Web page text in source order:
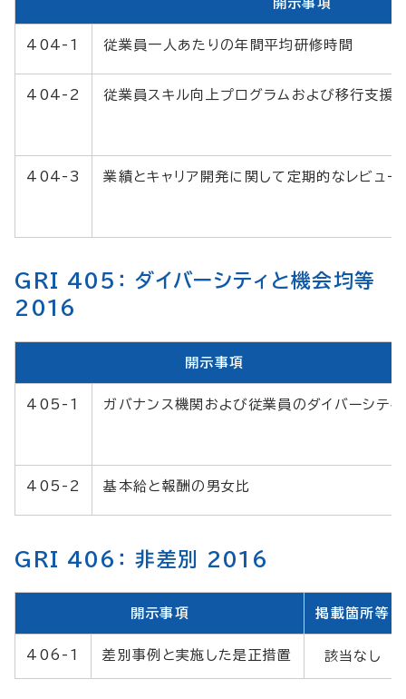
開示事項
404-1 従業員一人あたりの年間平均研修時間
404-2 従業員スキル向上プログラムおよび移行支援
404-3 業績とキャリア開発に関して定期的なレビュ
GRI 405： ダイバーシティと機会均等
2016
開示事項
405-1 ガバナンス機関および従業員のダイバーシティ
405-2 基本給と報酬の男女比
GRI 406： 非差別 2016
開示事項 掲載箇所等
406-1 差別事例と実施した是正措置 該当なし